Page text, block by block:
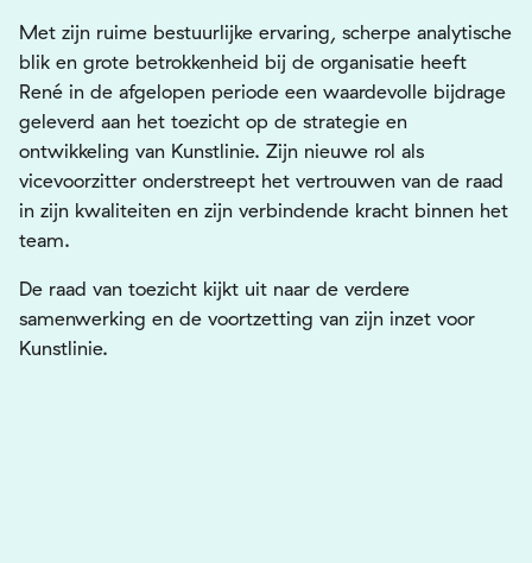
Met zijn ruime bestuurlijke ervaring, scherpe analytische
blik en grote betrokkenheid bij de organisatie heeft
René in de afgelopen periode een waardevolle bijdrage
geleverd aan het toezicht op de strategie en
ontwikkeling van Kunstlinie. Zijn nieuwe rol als
vicevoorzitter onderstreept het vertrouwen van de raad
in zijn kwaliteiten en zijn verbindende kracht binnen het
team.
De raad van toezicht kijkt uit naar de verdere
samenwerking en de voortzetting van zijn inzet voor
Kunstlinie.